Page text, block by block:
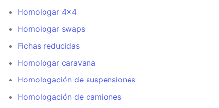
Homologar 4×4
Homologar swaps
Fichas reducidas
Homologar caravana
Homologación de suspensiones
Homologación de camiones